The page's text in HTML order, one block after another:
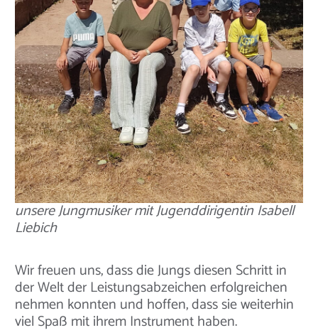
unsere Jungmusiker mit Jugenddirigentin Isabell
Liebich
Wir freuen uns, dass die Jungs diesen Schritt in
der Welt der Leistungsabzeichen erfolgreichen
nehmen konnten und hoffen, dass sie weiterhin
viel Spaß mit ihrem Instrument haben.